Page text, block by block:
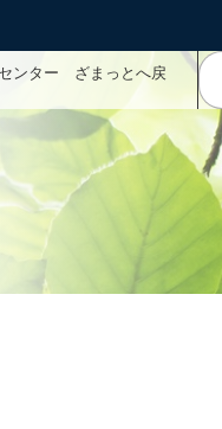
ンター ざまっとへ戻